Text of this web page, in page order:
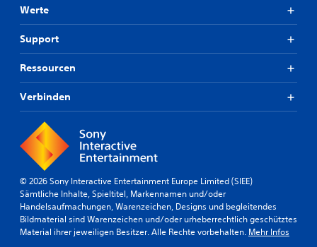
Werte
Support
Ressourcen
Verbinden
© 2026 Sony Interactive Entertainment Europe Limited (SIEE)
Sämtliche Inhalte, Spieltitel, Markennamen und/oder
Handelsaufmachungen, Warenzeichen, Designs und begleitendes
Bildmaterial sind Warenzeichen und/oder urheberrechtlich geschütztes
Material ihrer jeweiligen Besitzer. Alle Rechte vorbehalten. Mehr Infos